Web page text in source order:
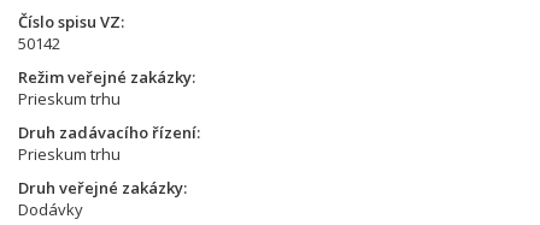
Číslo spisu VZ
50142
Režim veřejné zakázky
Prieskum trhu
Druh zadávacího řízení
Prieskum trhu
Druh veřejné zakázky
Dodávky